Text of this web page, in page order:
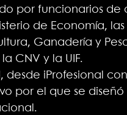
por funcionarios de
de Economía,
Ganadería y
CNV y la UIF.
iProfesional
por el que se